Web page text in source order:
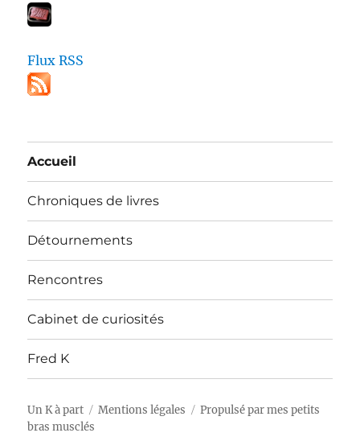
Flux RSS
Accueil
Chroniques de livres
Détournements
Rencontres
Cabinet de curiosités
Fred K
Un K à part Mentions légales
Propulsé par mes petits
bras musclés